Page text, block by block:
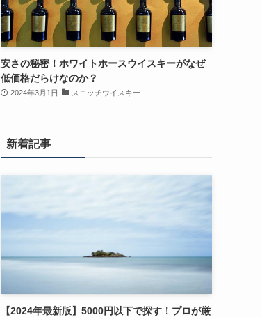
安さの秘密！ホワイトホースウイスキーがなぜ
低価格だらけなのか？
2024年3月1日 スコッチウイスキー
新着記事
【2024年最新版】5000円以下で探す！プロが厳